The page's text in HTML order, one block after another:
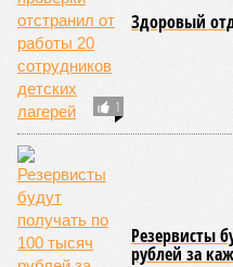
1
Здоровый
Резервисты
рублей за